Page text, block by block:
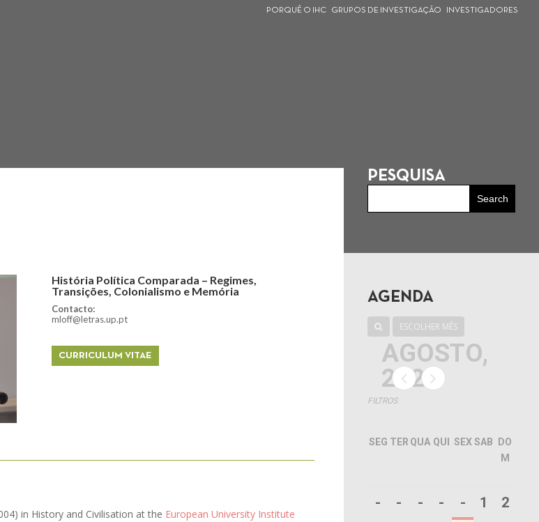
PORQUÊ O IHC GRUPOS DE INVESTIGAÇÃO INVESTIGADORES
História Política Comparada – Regimes,
Transições, Colonialismo e Memória
Contacto:
mloff@letras.up.pt
CURRICULUM VITAE
in History and Civilisation at the European University Institute
PESQUISA
AGENDA
ESCOLHER MÊS
AGOSTO,
2026
FILTROS
SEG TER QUA QUI SEX SAB DO
M
- - - - - 1
2